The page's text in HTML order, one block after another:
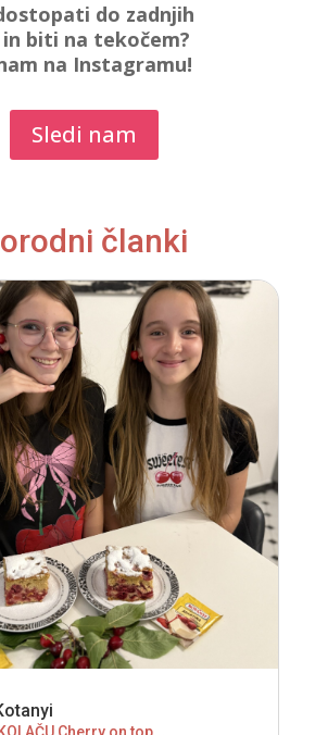
do zadnjih
biti na tekočem?
na Instagramu!
Sledi nam
članki